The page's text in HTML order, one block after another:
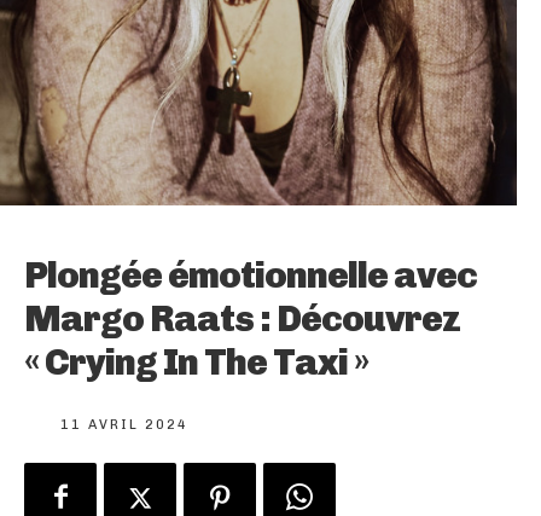
Plongée émotionnelle avec
Margo Raats : Découvrez
« Crying In The Taxi »
11 AVRIL 2024